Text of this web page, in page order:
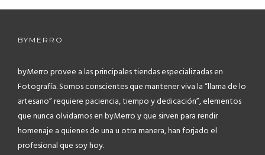
BYMERRO
byMerro provee a las principales tiendas especializadas en
Fotografía.Somos conscientes que mantener viva la “llama de lo
artesano” requiere paciencia, tiempo y dedicación”, elementos
que nunca olvidamos en byMerro y que sirven para rendir
homenaje a quienes de una u otra manera, han forjado el
profesional que soy hoy.